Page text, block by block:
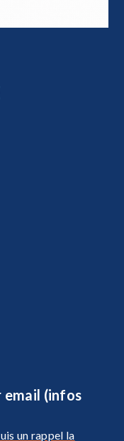
(infos
un rappel la